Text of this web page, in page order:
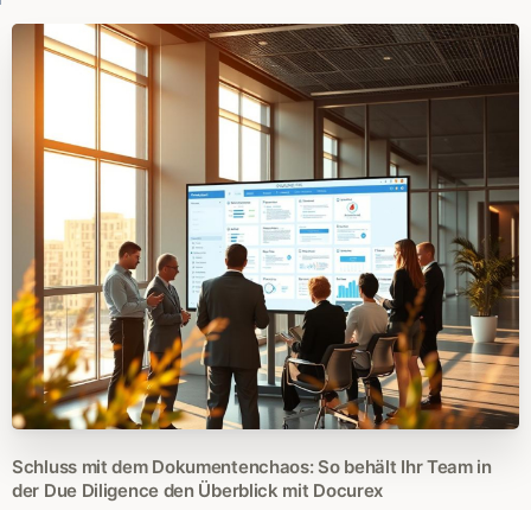
Schluss mit dem Dokumentenchaos:So behält IhrTeam in
der Due Diligence den Überblick mit Docurex